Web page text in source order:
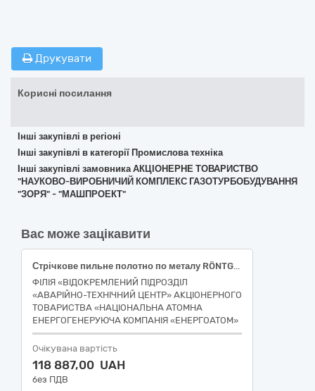
Друкувати
Корисні посилання
Інші закупівлі в регіоні
Інші закупівлі в категорії Промислова техніка
Інші закупівлі замовника АКЦІОНЕРНЕ ТОВАРИСТВО
"НАУКОВО-ВИРОБНИЧИЙ КОМПЛЕКС ГАЗОТУРБОБУДУВАННЯ
"ЗОРЯ" - "МАШПРОЕКТ"
Вас може зацікавити
Стрічкове пильне полотно по металу RÖNTGEN Master Supreme або еквівалент
ФІЛІЯ «ВІДОКРЕМЛЕНИЙ ПІДРОЗДІЛ
«АВАРІЙНО-ТЕХНІЧНИЙ ЦЕНТР» АКЦІОНЕРНОГО
ТОВАРИСТВА «НАЦІОНАЛЬНА АТОМНА
ЕНЕРГОГЕНЕРУЮЧА КОМПАНІЯ «ЕНЕРГОАТОМ»
Очікувана вартість
118 887,00 UAH
без ПДВ